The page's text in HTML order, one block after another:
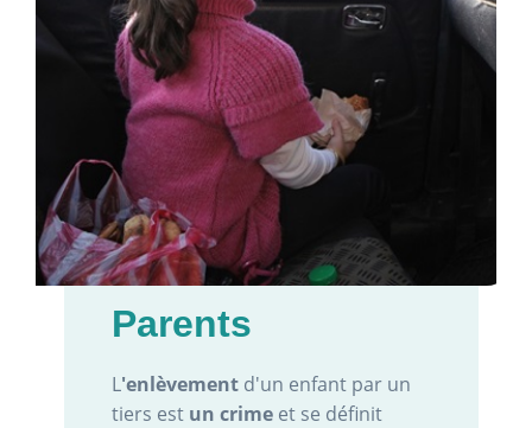
Parents
L'enlèvement d'un enfant par un
tiers est un crime et se définit